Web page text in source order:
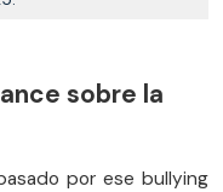
sobre la
por ese bullying